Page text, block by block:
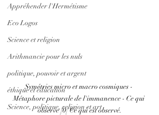
Appréhender l'Hermétisme
Eco Logos
Science et religion
Arithmancie pour les nuls
politique, pouvoir et argent
éthique et éducation
Science, politique, religion et art
Symétries micro et macro cosmiques -
Métaphore picturale de l'immanence - Ce qui
observe ]0[ Ce qui est observé.